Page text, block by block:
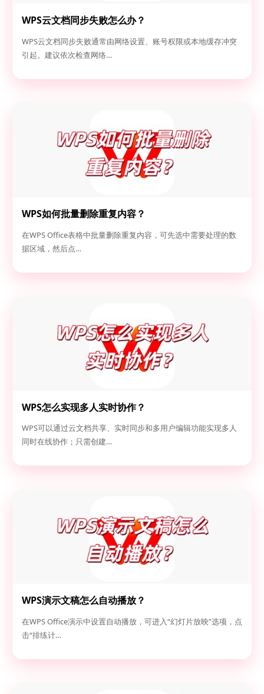
WPS云文档同步失败怎么办？
WPS云文档同步失败通常由网络设置、账号权限或本地缓存冲突
引起。建议依次检查网络…
WPS如何批量删除重复内容？
在WPS Office表格中批量删除重复内容，可先选中需要处理的数
据区域，然后点…
WPS怎么实现多人实时协作？
WPS可以通过云文档共享、实时同步和多用户编辑功能实现多人
同时在线协作；只需创建…
WPS演示文稿怎么自动播放？
在WPS Office演示中设置自动播放，可进入“幻灯片放映”选项，点
击“排练计…